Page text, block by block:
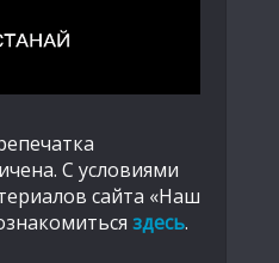
С условиями
сайта «Наш
здесь.